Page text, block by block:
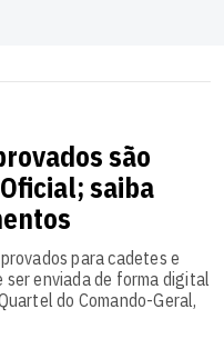
são
saiba
para cadetes e
enviada de forma digital
do Comando-Geral,